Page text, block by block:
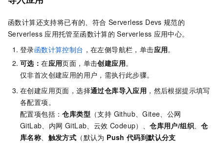
函数计算还支持将已有的、符合 Serverless Devs 规范的
Serverless 应用托管至函数计算的 Serverless 应用中心。
登录函数计算控制台 ，在左侧导航栏，单击应用。
可选：在应用页面，单击创建应用。
仅非首次创建应用的用户，需执行此步骤。
在创建应用页面，选择通过仓库导入应用 ，然后根据提示填写
各配置项。
配置项包括：仓库类型 （支持 Github、Gitee、公网
GitLab、内网 GitLab、云效 Codeup）、仓库用户/组织、仓
库名称、 触发方式 （默认为 Push 代码到默认分支